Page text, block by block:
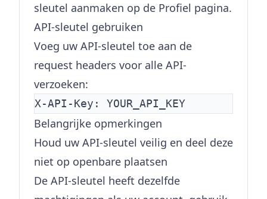
sleutel aanmaken op de Profiel pagina.
API-sleutel gebruiken
Voeg uw API-sleutel toe aan de
request headers voor alle API-
verzoeken:
Belangrijke opmerkingen
Houd uw API-sleutel veilig en deel deze
niet op openbare plaatsen
De API-sleutel heeft dezelfde